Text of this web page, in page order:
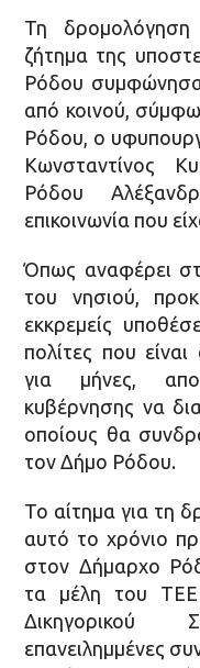
Τη
ζήτημα της
Ρόδου
από κοινού,
Ρόδου, ο
Κωνσταντίνος
Ρόδου
επικοινωνία που
Όπως αναφέρει
του νησιού,
εκκρεμείς
πολίτες που
για μήνες,
κυβέρνησης να
οποίους θα
τον Δήμο Ρόδου.
Το αίτημα για τη
αυτό το χρόνιο
στον Δήμαρχο
τα μέλη του
επανειλημμένες